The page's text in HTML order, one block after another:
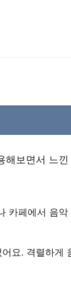
해보면서 느낀
카페에서 음악
요. 격렬하게